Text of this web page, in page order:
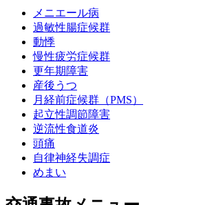
メニエール病
過敏性腸症候群
動悸
慢性疲労症候群
更年期障害
産後うつ
月経前症候群（PMS）
起立性調節障害
逆流性食道炎
頭痛
自律神経失調症
めまい